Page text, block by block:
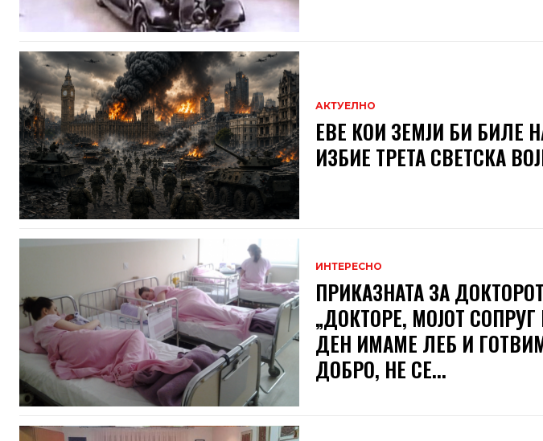
АКТУЕЛНО
ЕВЕ КОИ ЗЕМЈИ БИ БИЛЕ
ИЗБИЕ ТРЕТА СВЕТСКА
ИНТЕРЕСНО
ПРИКАЗНАТА ЗА
„ДОКТОРЕ, МОЈОТ СОПРУГ
ДЕН ИМАМЕ ЛЕБ И
ДОБРО, НЕ СЕ...